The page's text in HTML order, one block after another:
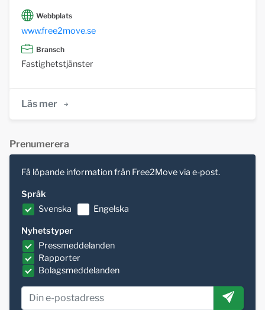
Webbplats
www.free2move.se
Bransch
Fastighetstjänster
Läs mer
Prenumerera
Få löpande information från Free2Move via e-post.
Språk
Svenska
Engelska
Nyhetstyper
Pressmeddelanden
Rapporter
Bolagsmeddelanden